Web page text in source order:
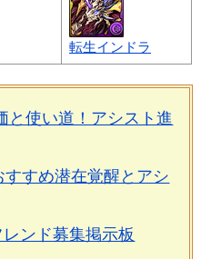
転生インドラ
と使い道！アシスト進
すめ潜在覚醒とアシ
ンド募集掲示板